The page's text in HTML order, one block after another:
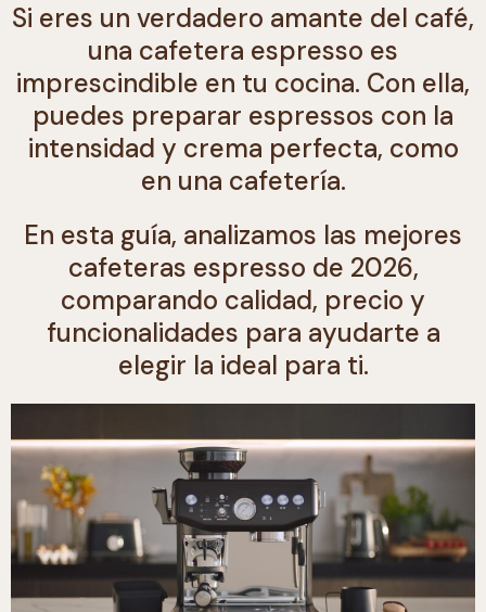
Si eres un verdadero amante del café,
una cafetera espresso es
imprescindible en tu cocina. Con ella,
puedes preparar espressos con la
intensidad y crema perfecta, como
en una cafetería.
En esta guía, analizamos las mejores
cafeteras espresso de 2026,
comparando calidad, precio y
funcionalidades para ayudarte a
elegir la ideal para ti.